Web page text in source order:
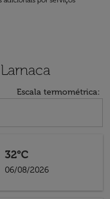
Escala termométrica:
32°C
06/08/2026